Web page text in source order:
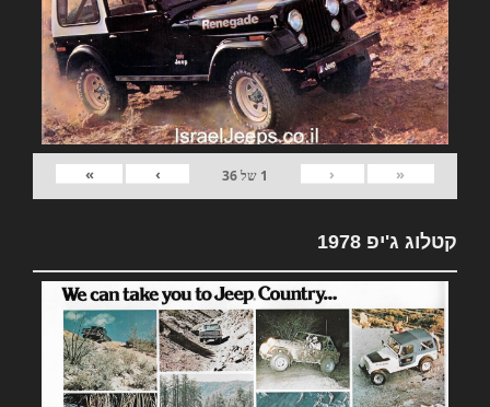
«
‹
1 של36
›
»
קטלוג ג'יפ 1978